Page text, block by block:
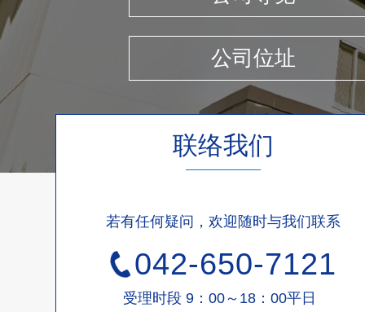
公司位址
联络我们
若有任何疑问，欢迎随时与我们联系
042-650-7121
受理时段 9：00～18：00平日